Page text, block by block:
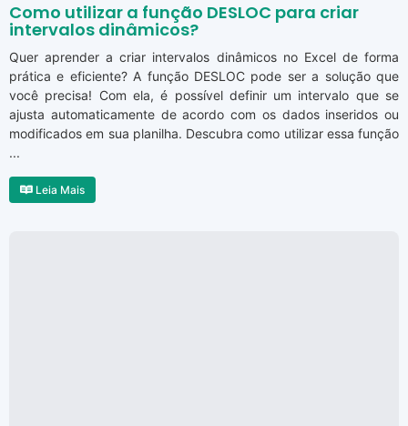
Como utilizar a função DESLOC para criar
intervalos dinâmicos?
Quer aprender a criar intervalos dinâmicos no Excel de forma
prática e eficiente? A função DESLOC pode ser a solução que
você precisa! Com ela, é possível definir um intervalo que se
ajusta automaticamente de acordo com os dados inseridos ou
modificados em sua planilha. Descubra como utilizar essa função
...
Leia Mais